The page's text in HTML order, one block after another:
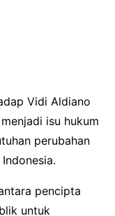
Vidi Aldiano
isu hukum
perubahan
pencipta
untuk